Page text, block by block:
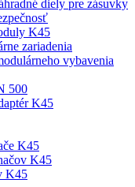
diely pre zásuvky
K45
zariadenia
vybavenia
500
K45
K45
K45
K45